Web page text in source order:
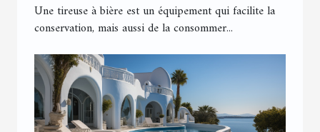
Une tireuse à bière est un équipement qui facilite la
conservation, mais aussi de la consommer...